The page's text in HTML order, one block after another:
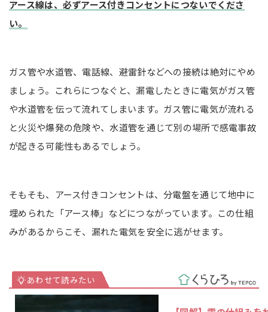
アース線は、必ずアース付きコンセントにつないでくださ
い。
ガス管や水道管、電話線、避雷針などへの接続は絶対にやめ
ましょう。これらにつなぐと、漏電したときに電気がガス管
や水道管を伝って流れてしまいます。ガス管に電気が流れる
と火災や爆発の危険や、水道管を通じて別の場所で感電事故
が起きる可能性もあるでしょう。
そもそも、アース付きコンセントは、分電盤を通じて地中に
埋められた「アース棒」などにつながっています。この仕組
みがあるからこそ、漏れた電気を安全に逃がせます。